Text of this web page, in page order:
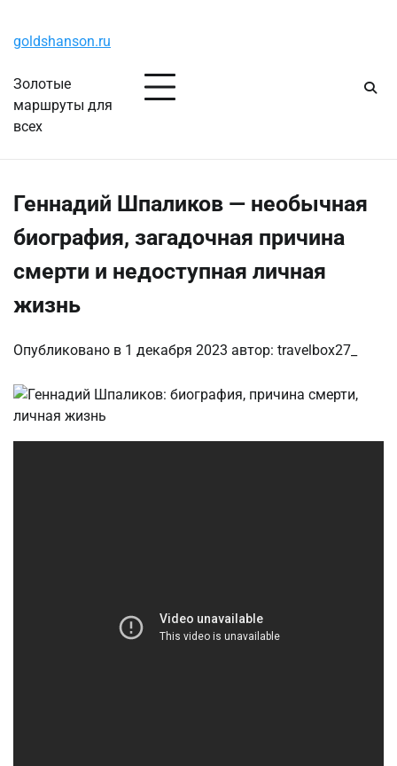
содержимому
goldshanson.ru
Золотые
маршруты для
всех
Геннадий Шпаликов — необычная
биография, загадочная причина
смерти и недоступная личная
жизнь
Опубликовано в 1 декабря 2023 автор: travelbox27_